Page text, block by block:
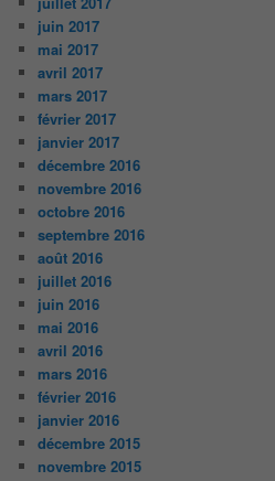
juin 2017
mai 2017
avril 2017
mars 2017
février 2017
janvier 2017
décembre 2016
novembre 2016
octobre 2016
septembre 2016
août 2016
juillet 2016
juin 2016
mai 2016
avril 2016
mars 2016
février 2016
janvier 2016
décembre 2015
novembre 2015